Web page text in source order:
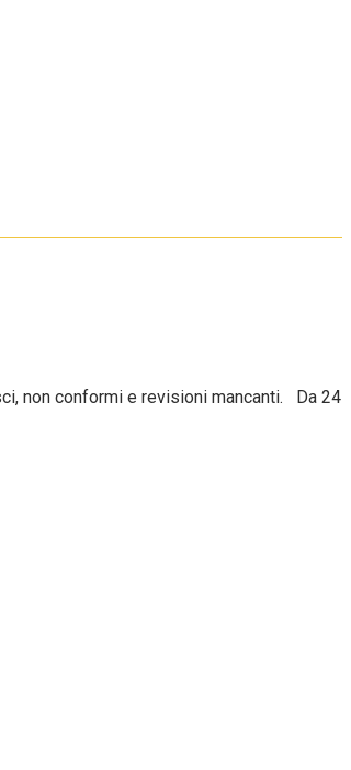
non conformi e revisioni mancanti. Da 24